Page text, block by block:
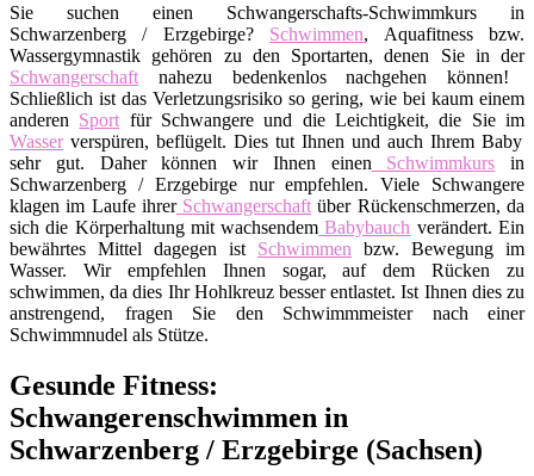
Sie suchen einen Schwangerschafts-Schwimmkurs in
Schwarzenberg / Erzgebirge? Schwimmen, Aquafitness bzw.
Wassergymnastik gehören zu den Sportarten, denen Sie in der
Schwangerschaft nahezu bedenkenlos nachgehen können!
Schließlich ist das Verletzungsrisiko so gering, wie bei kaum einem
anderen Sport für Schwangere und die Leichtigkeit, die Sie im
Wasserverspüren, beflügelt. Dies tut Ihnen und auch Ihrem Baby
sehr gut. Daher können wir Ihnen einen Schwimmkurs in
Schwarzenberg / Erzgebirge nur empfehlen. Viele Schwangere
klagen im Laufe ihrerSchwangerschaft über Rückenschmerzen, da
sich die Körperhaltung mit wachsendem Babybauch verändert. Ein
bewährtes Mittel dagegen ist Schwimmen bzw. Bewegung im
Wasser. Wir empfehlen Ihnen sogar, auf dem Rücken zu
schwimmen, da dies Ihr Hohlkreuz besser entlastet. Ist Ihnen dies zu
anstrengend, fragen Sie den Schwimmmeister nach einer
Schwimmnudel als Stütze.
Gesunde Fitness:
Schwangerenschwimmen in
Schwarzenberg / Erzgebirge (Sachsen)